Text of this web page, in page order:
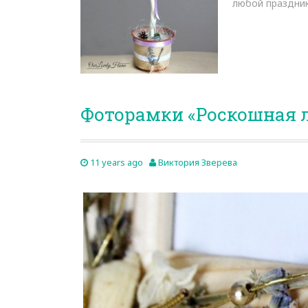
любой
Фоторамки «Роскошная
11 years ago Виктория Зверева